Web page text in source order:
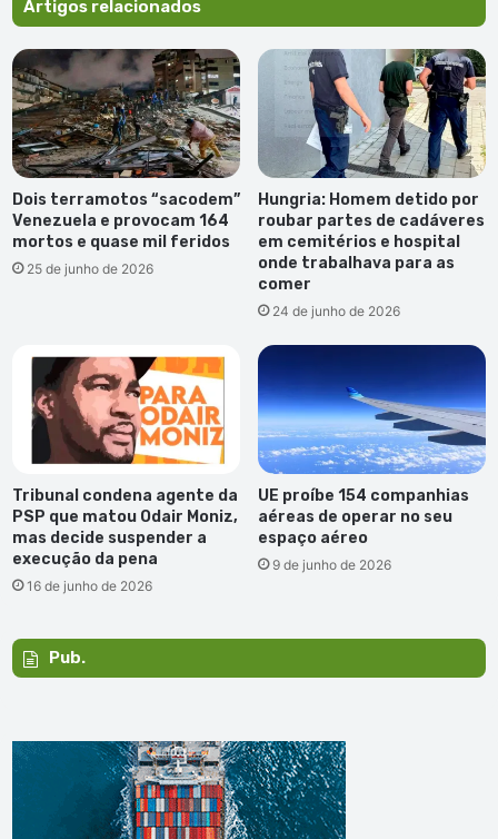
Vicente
Artigos relacionados
Dois terramotos “sacodem”
Venezuela e provocam 164
mortos e quase mil feridos
25 de junho de 2026
Hungria: Homem detido por
roubar partes de cadáveres
em cemitérios e hospital
onde trabalhava para as
comer
24 de junho de 2026
Tribunal condena agente da
PSP que matou Odair Moniz,
mas decide suspender a
execução da pena
16 de junho de 2026
UE proíbe 154 companhias
aéreas de operar no seu
espaço aéreo
9 de junho de 2026
Pub.